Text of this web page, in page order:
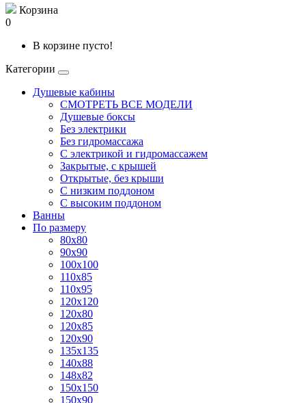
Корзина
0
В корзине пусто!
Категории
Душевые кабины
СМОТРЕТЬ ВСЕ МОДЕЛИ
Душевые боксы
Без электрики
Без гидромассажа
С электрикой и гидромассажем
Закрытые, с крышей
Открытые, без крыши
С низким поддоном
С высоким поддоном
Ванны
По размеру
80x80
90x90
100x100
110x85
110x95
120x120
120x80
120x85
120x90
135x135
140x88
148x82
150x150
150x90